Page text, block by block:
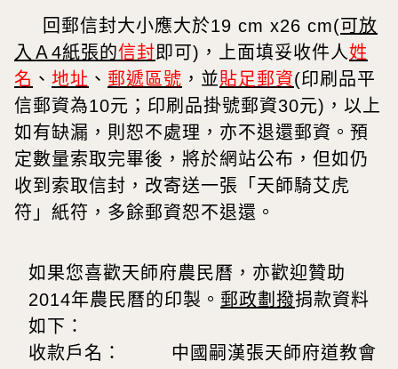
回郵信封大小應大於19 cm x26 cm(可放
入Ａ4紙張的信封即可) ，上面填妥收件人姓
名 、 地址 、 郵遞區號 ，並貼足郵資(印刷品平
信郵資為10元；印刷品掛號郵資30元) ，以上
如有缺漏，則恕不處理，亦不退還郵資。預
定數量索取完畢後，將於網站公布，但如仍
收到索取信封，改寄送一張 「天師騎艾虎
符」紙符，多餘郵資恕不退還。
如果您喜歡天師府農民曆，亦歡迎贊助
2014年農民曆的印製。 郵政劃撥捐款資料
如下：
收款戶名：
中國嗣漢張天師府道教會